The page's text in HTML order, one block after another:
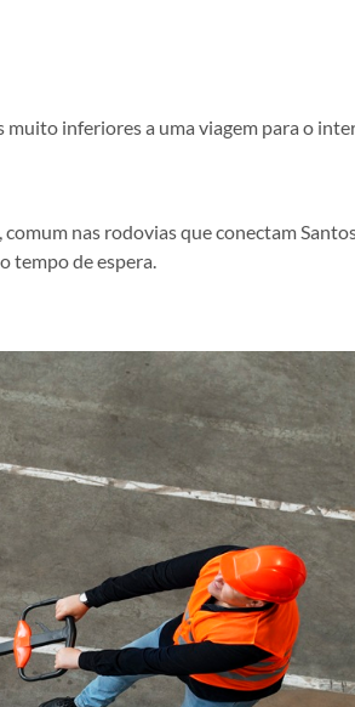
inferiores a uma viagem para o
nas rodovias que conectam
tempo de espera.